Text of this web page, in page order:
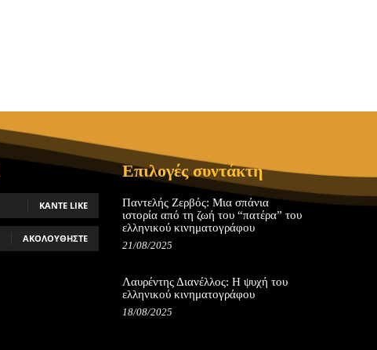
ΚΆΝΤΕ LIKE
ΑΚΟΛΟΥΘΉΣΤΕ
Επιλογές συντάκτη
Παντελής Ζερβός: Μια σπάνια
ιστορία από τη ζωή του “πατέρα” του
ελληνικού κινηματογράφου
21/08/2025
Λαυρέντης Διανέλλος: Η ψυχή του
ελληνικού κινηματογράφου
18/08/2025